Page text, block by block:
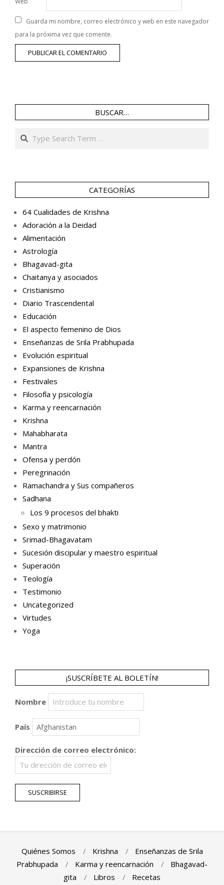
Guarda mi nombre, correo electrónico y web en este navegador
para la próxima vez que comente.
BUSCAR…
Search
CATEGORÍAS
64 Cualidades de Krishna
Adoración a la Deidad
Alimentación
Astrología
Bhagavad-gita
Chaitanya y asociados
Cristianismo
Diario Trascendental
Educación
El aspecto femenino de Dios
Enseñanzas de Srila Prabhupada
Evolución espiritual
Expansiones de Krishna
Festivales
Filosofía y psicología
Karma y reencarnación
Krishna
Mahabharata
Mantra
Ofensa y perdón
Peregrinación
Ramachandra y Sus compañeros
Sadhana
Los 9 procesos del bhakti
Sexo y matrimonio
Srimad-Bhagavatam
Sucesión discipular y maestro espiritual
Superación
Teología
Testimonio
Uncategorized
Virtudes
Yoga
¡SUSCRÍBETE AL BOLETÍN!
Nombre
País
Dirección de correo electrónico:
Quiénes Somos Krishna
Enseñanzas de Srila
Prabhupada
Karma y reencarnación
Bhagavad-
gita
Libros Recetas